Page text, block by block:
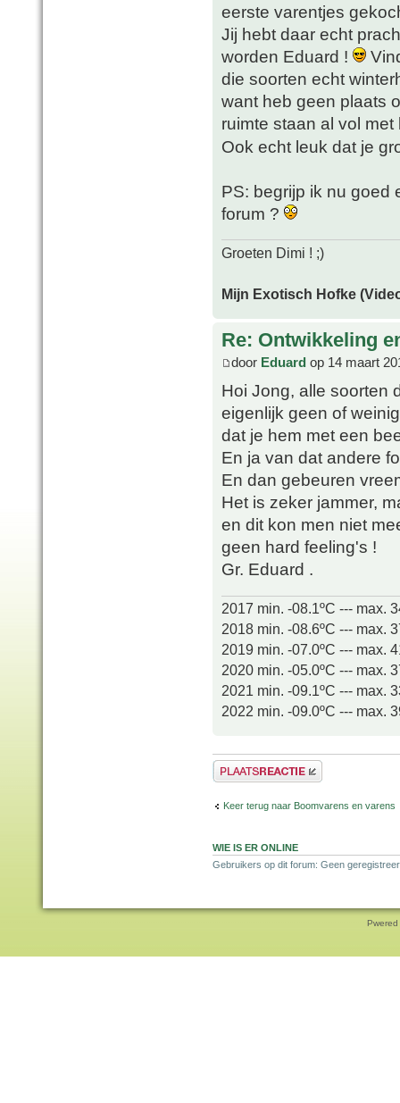
eerste varentjes
Jij hebt daar echt
worden Eduard !
die soorten echt
want heb geen plaats
ruimte staan al vol
Ook echt leuk dat je
PS: begrijp ik nu goed
forum ?
Groeten Dimi ! ;)
Mijn Exotisch Hofke
Re: Ontwikkeling
door Eduard op 14 maart
Hoi Jong, alle soorten
eigenlijk geen of
dat je hem met een
En ja van dat andere
En dan gebeuren
Het is zeker jammer,
en dit kon men niet
geen hard feeling's !
Gr. Eduard .
2017 min. -08.1ºC --- max.
2018 min. -08.6ºC --- max.
2019 min. -07.0ºC --- max.
2020 min. -05.0ºC --- max.
2021 min. -09.1ºC --- max.
2022 min. -09.0ºC --- max.
Plaats een reactie
Keer terug naar Boomvarens en varens
WIE IS ER ONLINE
Gebruikers op dit forum: Geen